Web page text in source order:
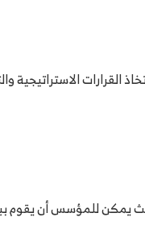
الاستراتيجية
يمكن للمؤسس أن يقوم